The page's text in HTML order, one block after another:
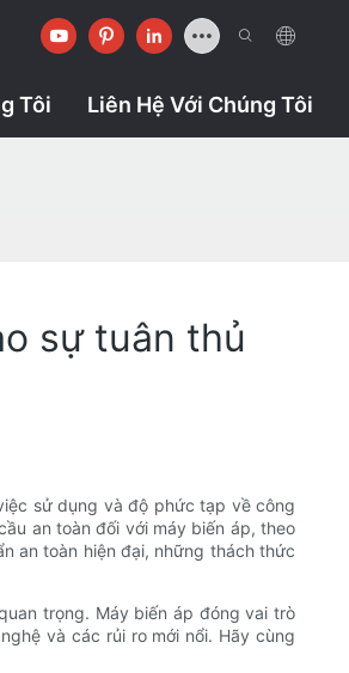
Tôi Liên Hệ Với Chúng Tôi
sự tuân thủ
sử dụng và độ phức tạp về công
an toàn đối với máy biến áp, theo
an toàn hiện đại, những thách thức
trọng. Máy biến áp đóng vai trò
và các rủi ro mới nổi. Hãy cùng